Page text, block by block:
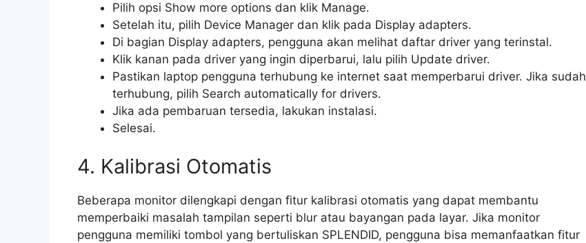
Pilih opsi Show more options dan klik Manage.
Setelah itu, pilih Device Manager dan klik pada Display adapters.
Di bagian Display adapters, pengguna akan melihat daftar driver yang terinstal.
Klik kanan pada driver yang ingin diperbarui, lalu pilih Update driver.
Pastikan laptop pengguna terhubung ke internet saat memperbarui driver. Jika sudah
terhubung, pilih Search automatically for drivers.
Jika ada pembaruan tersedia, lakukan instalasi.
Selesai.
4. Kalibrasi Otomatis
Beberapa monitor dilengkapi dengan fitur kalibrasi otomatis yang dapat membantu
memperbaiki masalah tampilan seperti blur atau bayangan pada layar. Jika monitor
pengguna memiliki tombol yang bertuliskan SPLENDID, pengguna bisa memanfaatkan fitur